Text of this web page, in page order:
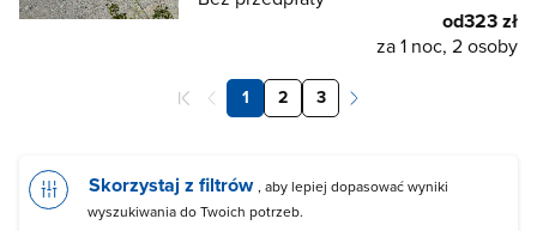
od323 zł
za 1 noc, 2 osoby
1 2 3
Skorzystaj z filtrów , aby lepiej dopasować wyniki
wyszukiwania do Twoich potrzeb.